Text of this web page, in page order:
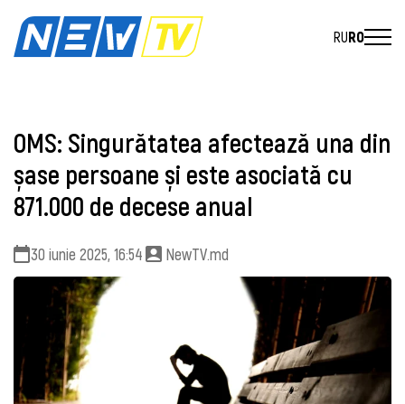
RURO
OMS: Singurătatea afectează una din
șase persoane și este asociată cu
871.000 de decese anual
30 iunie 2025, 16:54 NewTV.md